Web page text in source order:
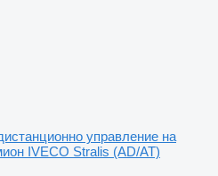
управление на
IVECO Stralis (AD/AT)